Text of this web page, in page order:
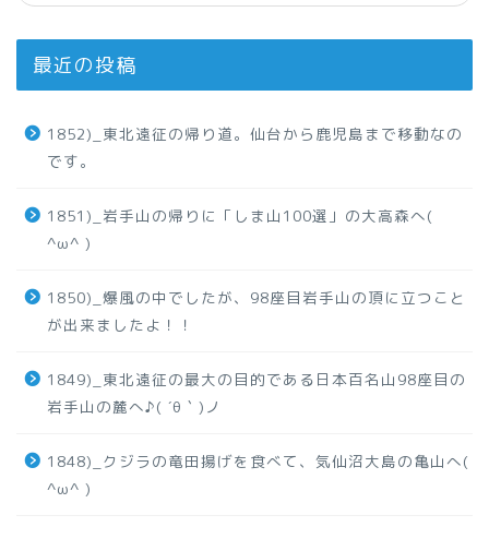
最近の投稿
1852)_東北遠征の帰り道。仙台から鹿児島まで移動なの
です。
1851)_岩手山の帰りに「しま山100選」の大高森へ(
^ω^ )
1850)_爆風の中でしたが、98座目岩手山の頂に立つこと
が出来ましたよ！！
1849)_東北遠征の最大の目的である日本百名山98座目の
岩手山の麓へ♪( ´θ｀)ノ
1848)_クジラの竜田揚げを食べて、気仙沼大島の亀山へ(
^ω^ )